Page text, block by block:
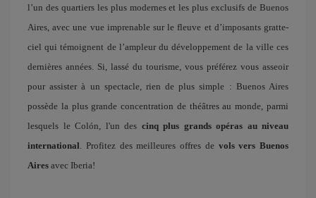
l’un des quartiers les plus modernes et les plus exclusifs de Buenos
Aires, avec une vue imprenable sur le fleuve et d’imposants gratte-
ciel qui témoignent de l’ampleur du développement de la ville ces
dernières années. Si, lassé du tourisme, vous préférez vous asseoir
pour assister à un spectacle, rien de plus simple : Buenos Aires
possède la plus grande concentration de théâtres au monde, parmi
lesquels le Colón, l'un des cinq plus grands opéras au niveau
international. Profitez des meilleures offres de vols vers Buenos
Aires avec Iberia!